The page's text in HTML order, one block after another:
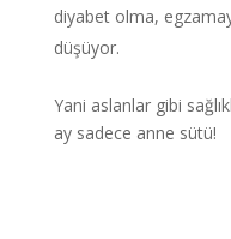
diyabet olma,
düşüyor.
Yani aslanlar gibi
ay sadece anne sütü!